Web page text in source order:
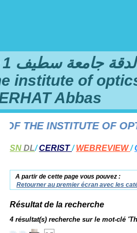
سطيف 1 فرحات عباس
institute of
Abbas
SN DL/CERIST/WEBREVIEW/
A partir de cette page vous pouvez :
Retourner au premier écran avec les
Résultat de la recherche
4 résultat(s) recherche sur le mot-clé
THE INSTITUTE OF